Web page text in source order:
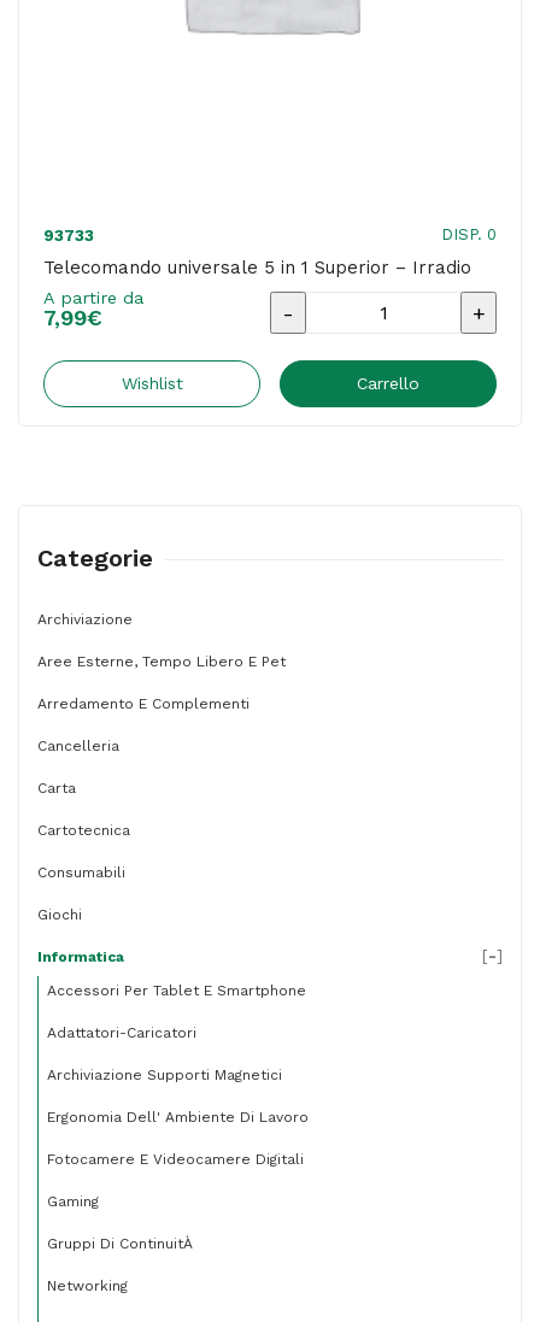
93733 DISP. 0
Telecomando universale 5 in 1 Superior – Irradio
A partire da
7,99€
Telecomando
5
Wishlist Carrello
Categorie
Archiviazione
Aree Esterne, Tempo Libero E Pet
Arredamento E Complementi
Cancelleria
Carta
Cartotecnica
Consumabili
Giochi
Informatica
Accessori Per Tablet E Smartphone
Adattatori-Caricatori
Archiviazione Supporti Magnetici
Ergonomia Dell' Ambiente Di Lavoro
Fotocamere E Videocamere Digitali
Gaming
Gruppi Di ContinuitÀ
Networking
[-]